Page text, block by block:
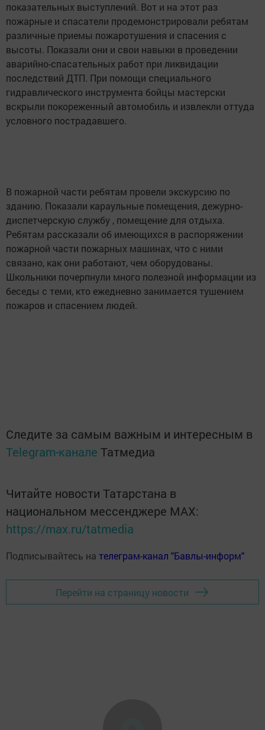
показательных выступлений. Вот и на этот раз
пожарные и спасатели продемонстрировали ребятам
различные приемы пожаротушения и спасения с
высоты. Показали они и свои навыки в проведении
аварийно-спасательных работ при ликвидации
последствий ДТП. При помощи специального
гидравлического инструмента бойцы мастерски
вскрыли покореженный автомобиль и извлекли оттуда
условного пострадавшего.
В пожарной части ребятам провели экскурсию по
зданию. Показали караульные помещения, дежурно-
диспетчерскую службу , помещение для отдыха.
Ребятам рассказали об имеющихся в распоряжении
пожарной части пожарных машинах, что с ними
связано, как они работают, чем оборудованы.
Школьники почерпнули много полезной информации из
беседы с теми, кто ежедневно занимается тушением
пожаров и спасением людей.
Следите за самым важным и интересным в
Telegram-канале Татмедиа
Читайте новости Татарстана в
национальном мессенджере MАХ:
https://max.ru/tatmedia
Подписывайтесь на телеграм-канал "Бавлы-информ"
Перейти на страницу новости